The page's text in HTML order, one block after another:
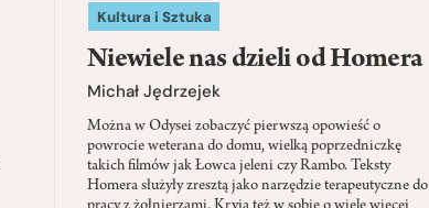
Kultura i Sztuka
Niewiele nas dzieli od Homera
Michał Jędrzejek
Można w Odysei zobaczyć pierwszą opowieść o
powrocie weterana do domu, wielką poprzedniczkę
takich filmów jak Łowca jeleni czy Rambo. Teksty
Homera służyły zresztą jako narzędzie terapeutyczne do